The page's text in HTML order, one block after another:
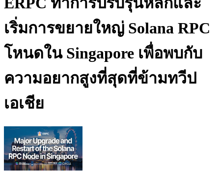
เริ่มการขยายใหญ่ Solana RPC
โหนดใน Singapore เพื่อพบกับ
ความอยากสูงที่สุดที่ข้ามทวีป
เอเชีย